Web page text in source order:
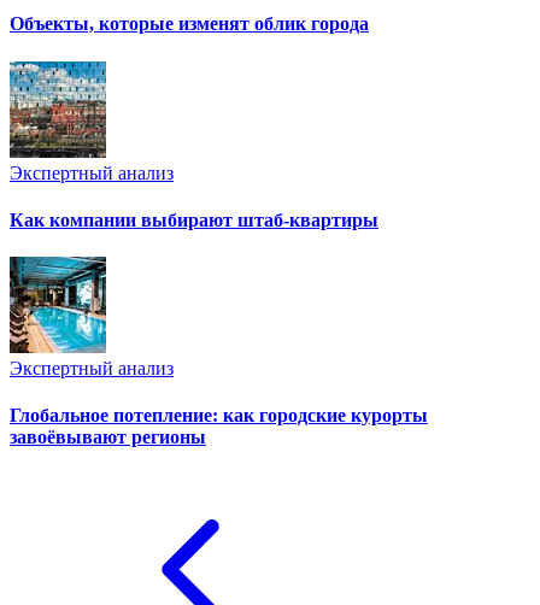
Объекты, которые изменят облик города
Экспертный анализ
Как компании выбирают штаб-квартиры
Экспертный анализ
Глобальное потепление: как городские курорты
завоёвывают регионы